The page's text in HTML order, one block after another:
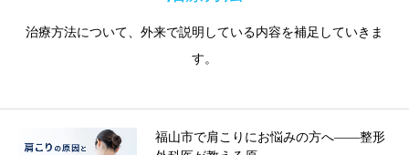
治療方法について、外来で説明している内容を補足していきま
す。
福山市で肩こりにお悩みの方へ——整形